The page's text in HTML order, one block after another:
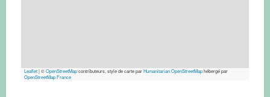
Leaflet|©OpenStreetMapcontributeurs, style de carte parHumanitarian OpenStreetMaphébergé par
OpenStreetMap France